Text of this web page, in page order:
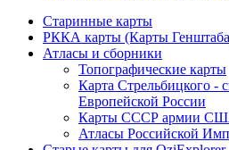
Старинные карты
РККА карты (Карты
Атласы и сборники
Топографические карты
Карта Стрельбицкого -
Европейской России
Карты СССР армии
Атласы Российской